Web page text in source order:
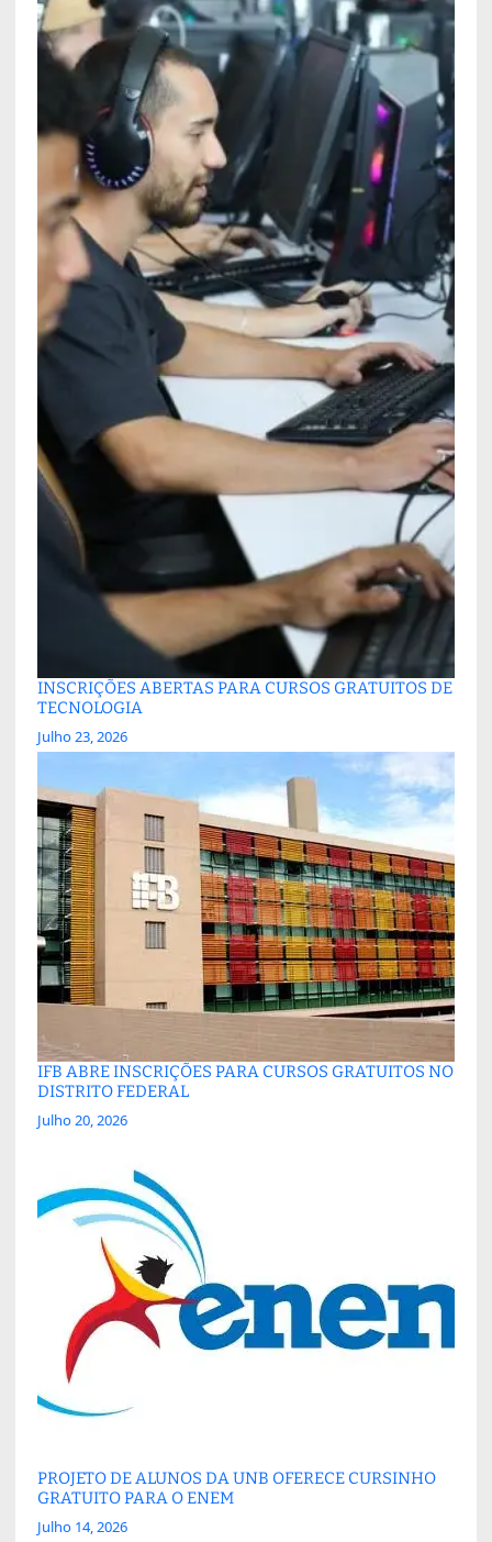
INSCRIÇÕES ABERTAS PARA CURSOS GRATUITOS DE
TECNOLOGIA
Julho 23, 2026
IFB ABRE INSCRIÇÕES PARA CURSOS GRATUITOS NO
DISTRITO FEDERAL
Julho 20, 2026
PROJETO DE ALUNOS DA UNB OFERECE CURSINHO
GRATUITO PARA O ENEM
Julho 14, 2026